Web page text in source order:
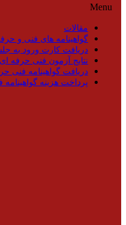
Menu
مقالات
گواهینامه های فنی و
دریافت کارت ورود به
نتایج آزمون فنی حرفه ای
دریافت گواهینامه فنی
پرداخت هزینه